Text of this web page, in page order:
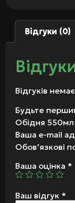
Відгуки (0)
Відгуків
Будьте
Обідня
Ваша e-mail
Обов’язкові
Ваша оцінка *
Ваш відгук *